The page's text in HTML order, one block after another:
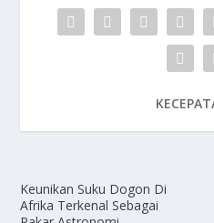
Keunikan Suku Dogon Di
Afrika Terkenal Sebagai